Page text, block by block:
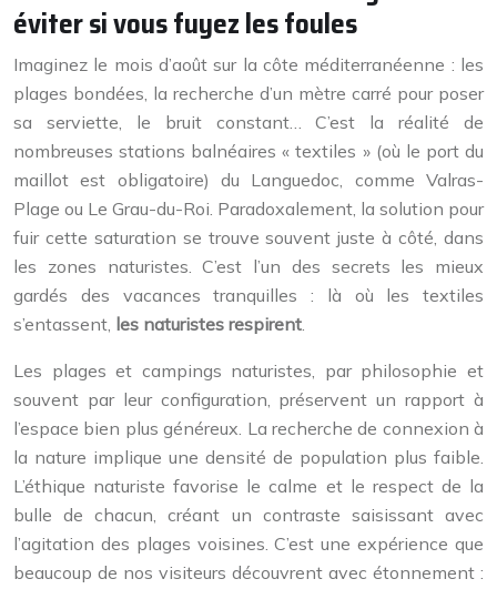
éviter si vous fuyez les foules
Imaginez le mois d’août sur la côte méditerranéenne : les
plages bondées, la recherche d’un mètre carré pour poser
sa serviette, le bruit constant… C’est la réalité de
nombreuses stations balnéaires « textiles » (où le port du
maillot est obligatoire) du Languedoc, comme Valras-
Plage ou Le Grau-du-Roi. Paradoxalement, la solution pour
fuir cette saturation se trouve souvent juste à côté, dans
les zones naturistes. C’est l’un des secrets les mieux
gardés des vacances tranquilles : là où les textiles
s’entassent, les naturistes respirent.
Les plages et campings naturistes, par philosophie et
souvent par leur configuration, préservent un rapport à
l’espace bien plus généreux. La recherche de connexion à
la nature implique une densité de population plus faible.
L’éthique naturiste favorise le calme et le respect de la
bulle de chacun, créant un contraste saisissant avec
l’agitation des plages voisines. C’est une expérience que
beaucoup de nos visiteurs découvrent avec étonnement :